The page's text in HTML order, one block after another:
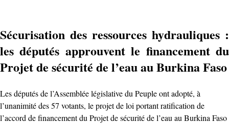
Sécurisation des ressources hydrauliques :
les députés approuvent le financement du
Projet de sécurité de l’eau au Burkina Faso
Les députés de l’Assemblée législative du Peuple ont adopté, à
l’unanimité des 57 votants, le projet de loi portant ratification de
l’accord de financement du Projet de sécurité de l’eau au Burkina Faso